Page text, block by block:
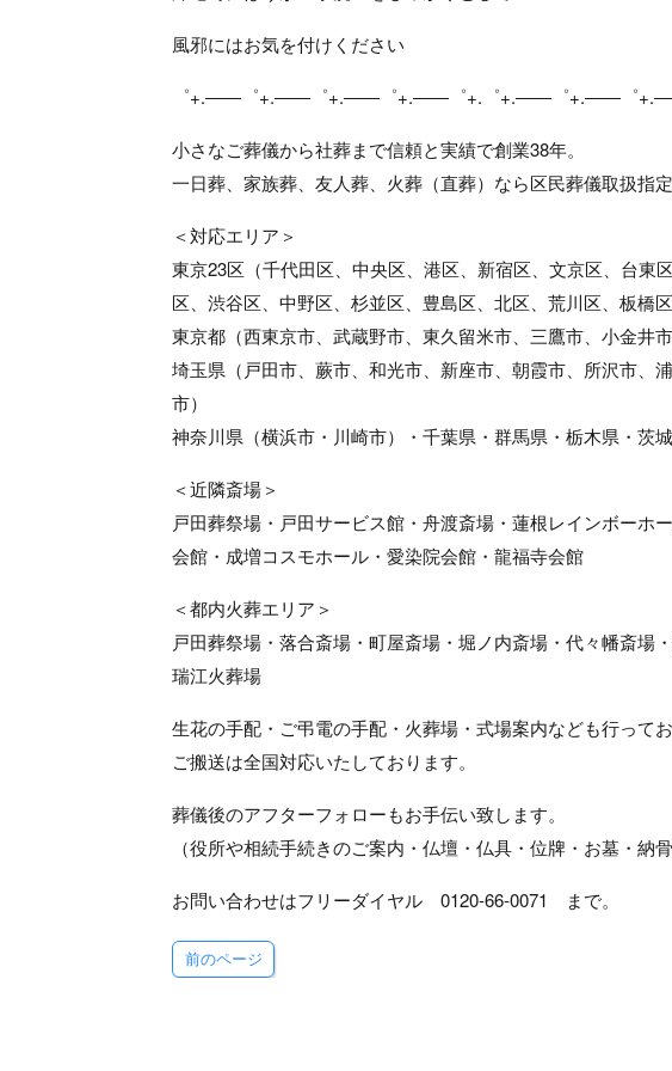
風邪にはお気を付けください
゜+.――゜+.――゜+.――゜+.――゜+.゜+.――゜+.――゜
小さなご葬儀から社葬まで信頼と実績で創業38年。
一日葬、家族葬、友人葬、火葬（直葬）なら区民葬儀取扱指
＜対応エリア＞
東京23区（千代田区、中央区、港区、新宿区、文京区、台東
区、渋谷区、中野区、杉並区、豊島区、北区、荒川区、板橋
東京都（西東京市、武蔵野市、東久留米市、三鷹市、小金井
埼玉県（戸田市、蕨市、和光市、新座市、朝霞市、所沢市、
市）
神奈川県（横浜市・川崎市）・千葉県・群馬県・栃木県・茨
＜近隣斎場＞
戸田葬祭場・戸田サービス館・舟渡斎場・蓮根レインボーホ
会館・成増コスモホール・愛染院会館・龍福寺会館
＜都内火葬エリア＞
戸田葬祭場・落合斎場・町屋斎場・堀ノ内斎場・代々幡斎場
瑞江火葬場
生花の手配・ご弔電の手配・火葬場・式場案内なども行ってお
ご搬送は全国対応いたしております。
葬儀後のアフターフォローもお手伝い致します。
（役所や相続手続きのご案内・仏壇・仏具・位牌・お墓・納
お問い合わせはフリーダイヤル 0120-66-0071 まで。
前のページ